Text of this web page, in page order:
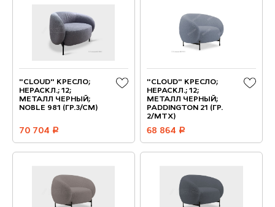
"CLOUD" КРЕСЛО;
НЕРАСКЛ.; 12;
МЕТАЛЛ ЧЕРНЫЙ;
NOBLE 981 (ГР.3/СМ)
70 704 руб.
"CLOUD" КРЕСЛО;
НЕРАСКЛ.; 12;
МЕТАЛЛ ЧЕРНЫЙ;
PADDINGTON 21 (ГР.
2/МТХ)
68 864 руб.